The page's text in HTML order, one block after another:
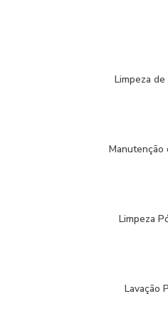
Limpeza de
Manutenção
Limpeza
Lavação